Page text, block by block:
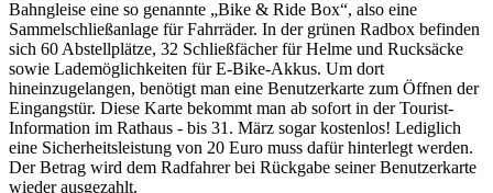
Bahngleise eine so genannte „Bike & Ride Box“, also eine
Sammelschließanlage für Fahrräder. In der grünen Radbox befinden
sich 60 Abstellplätze, 32 Schließfächer für Helme und Rucksäcke
sowie Lademöglichkeiten für E-Bike-Akkus. Um dort
hineinzugelangen, benötigt man eine Benutzerkarte zum Öffnen der
Eingangstür. Diese Karte bekommt man ab sofort in der Tourist-
Information im Rathaus - bis 31. März sogar kostenlos! Lediglich
eine Sicherheitsleistung von 20 Euro muss dafür hinterlegt werden.
Der Betrag wird dem Radfahrer bei Rückgabe seiner Benutzerkarte
wieder ausgezahlt.